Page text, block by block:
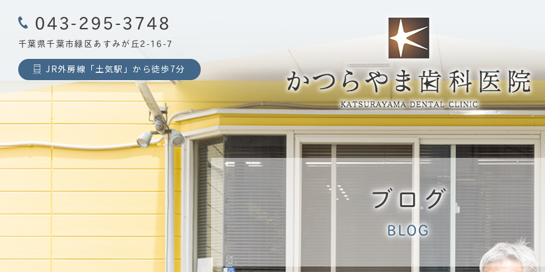
043-295-3748
千葉県千葉市緑区あすみが丘2-16-7
JR外房線「土気駅」から徒歩7分
ブログ
BLOG